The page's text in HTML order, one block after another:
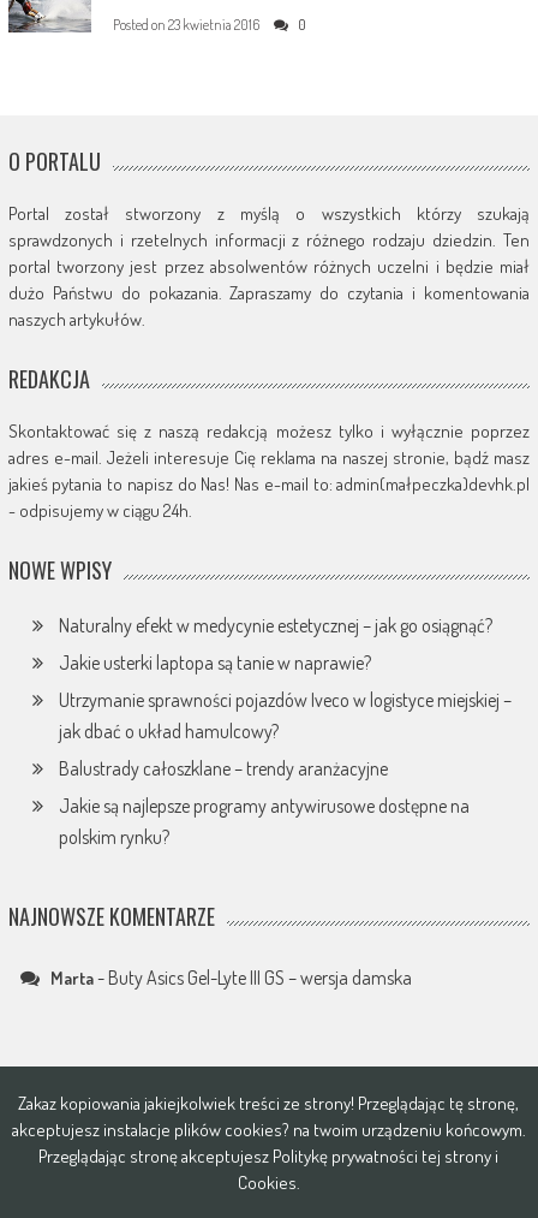
Posted on 23 kwietnia 2016 0
O PORTALU
Portal został stworzony z myślą o wszystkich którzy szukają
sprawdzonych i rzetelnych informacji z różnego rodzaju dziedzin. Ten
portal tworzony jest przez absolwentów różnych uczelni i będzie miał
dużo Państwu do pokazania. Zapraszamy do czytania i komentowania
naszych artykułów.
REDAKCJA
Skontaktować się z naszą redakcją możesz tylko i wyłącznie poprzez
adres e-mail. Jeżeli interesuje Cię reklama na naszej stronie, bądź masz
jakieś pytania to napisz do Nas! Nas e-mail to: admin(małpeczka)devhk.pl
- odpisujemy w ciągu 24h.
NOWE WPISY
Naturalny efekt w medycynie estetycznej – jak go osiągnąć?
Jakie usterki laptopa są tanie w naprawie?
Utrzymanie sprawności pojazdów Iveco w logistyce miejskiej –
jak dbać o układ hamulcowy?
Balustrady całoszklane – trendy aranżacyjne
Jakie są najlepsze programy antywirusowe dostępne na
polskim rynku?
NAJNOWSZE KOMENTARZE
Marta- Buty Asics Gel-Lyte III GS – wersja damska
Zakaz kopiowania jakiejkolwiek treści ze strony! Przeglądając tę stronę,
akceptujesz instalacje plików cookies? na twoim urządzeniu końcowym.
Przeglądając stronę akceptujesz Politykę prywatności tej strony i
Cookies.